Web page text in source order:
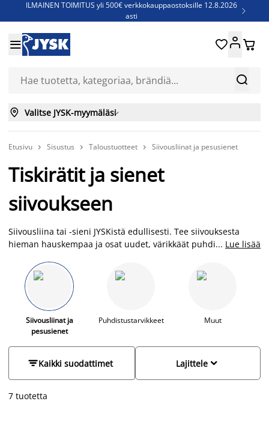
ILMAINEN TOIMITUS yli 500€ verkkokauppaostoksille 12.8.2026
asti

Jenkkisänkyjä - Säästä jopa 60%


 
 Valitse JYSK-myymäläsi
Etusivu  Sisustus  Taloustuotteet  Siivousliinat ja pesusienet
Tiskirätit ja sienet
siivoukseen
Siivousliina tai -sieni JYSKistä edullisesti. Tee siivouksesta
hieman hauskempaa ja osat uudet, värikkäät puhdistusliinat
lähimmässä myymälässäsi.
... Lue lisää
Siivousliinat ja
pesusienet
Puhdistustarvikkeet Muut
Kaikki suodattimet 
Lajittele
7 tuotetta